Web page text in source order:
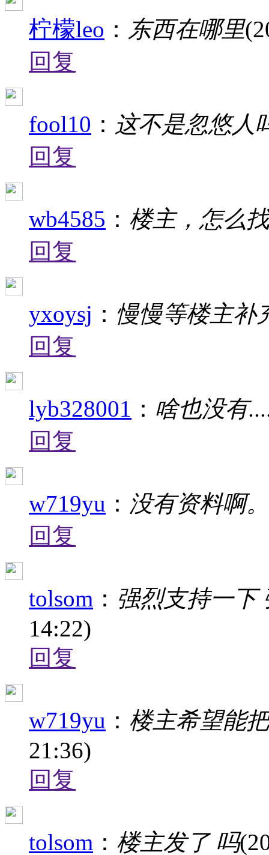
柠檬leo ： 东西在哪里
回复
fool10 ： 这不是忽悠人
回复
wb4585 ： 楼主，怎么
回复
yxoysj ： 慢慢等楼主补
回复
lyb328001 ： 啥也没有
回复
w719yu ： 没有资料啊。
回复
tolsom ： 强烈支持一
14:22)
回复
w719yu ： 楼主希望能
21:36)
回复
tolsom ： 楼主发了 吗